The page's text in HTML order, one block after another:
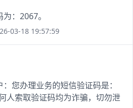
：2067。
03-18 19:57:59
：您办理业务的短信验证码是：
人索取验证码均为诈骗，切勿泄